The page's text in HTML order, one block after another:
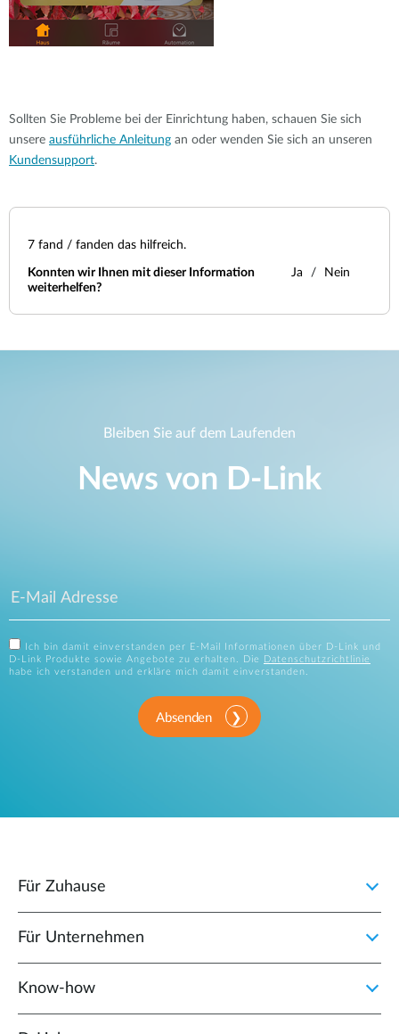
Sollten Sie Probleme bei der Einrichtung haben, schauen Sie sich
unsere ausführliche Anleitung an oder wenden Sie sich an unseren
Kundensupport.
7 fand / fanden das hilfreich.
Konnten wir Ihnen mit dieser Information
weiterhelfen?
Ja Nein
Bleiben Sie auf dem Laufenden
News von D‑Link
Ich bin damit einverstanden per E-Mail Informationen über D-Link und
D-Link Produkte sowie Angebote zu erhalten. Die
Datenschutzrichtlinie
habe ich verstanden und erkläre mich damit einverstanden.
Absenden
Für Zuhause
Für Unternehmen
Know-how